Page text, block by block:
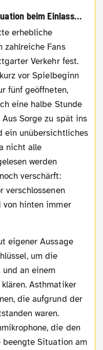
beim Einlass...
zahlreiche Fans
Verkehr fest.
vor Spielbeginn
fünf geöffneten,
eine halbe Stunde
Sorge zu spät ins
ein unübersichtliches
nicht alle
werden
verschärft:
verschlossenen
von hinten immer
um die
an einem
Asthmatiker
die aufgrund der
waren.
die den
Situation am